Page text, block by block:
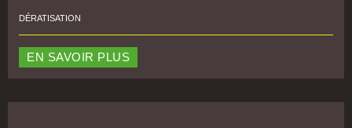
DÉRATISATION
EN SAVOIR PLUS